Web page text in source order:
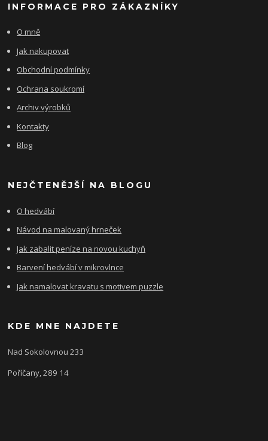
INFORMACE PRO ZÁKAZNÍKY
O mně
Jak nakupovat
Obchodní podmínky
Ochrana soukromí
Archiv výrobků
Kontakty
Blog
NEJČTENĚJŠÍ NA BLOGU
O hedvábí
Návod na malovaný hrneček
Jak zabalit peníze na novou kuchyň
Barvení hedvábí v mikrovlnce
Jak namalovat kravatu s motivem puzzle
KDE MNE NAJDETE
Nad Sokolovnou 233
Poříčany, 289 14